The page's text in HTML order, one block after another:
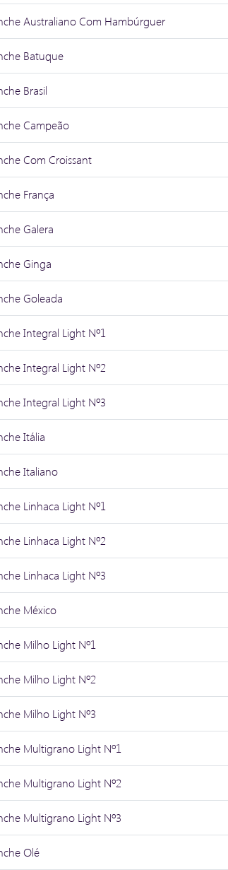
Australiano Com Hambúrguer
Batuque
Brasil
Campeão
Com Croissant
França
Galera
Ginga
Goleada
Integral Light Nº1
Integral Light Nº2
Integral Light Nº3
Itália
Italiano
Linhaca Light Nº1
Linhaca Light Nº2
Linhaca Light Nº3
México
Milho Light Nº1
Milho Light Nº2
Milho Light Nº3
Multigrano Light Nº1
Multigrano Light Nº2
Multigrano Light Nº3
Olé